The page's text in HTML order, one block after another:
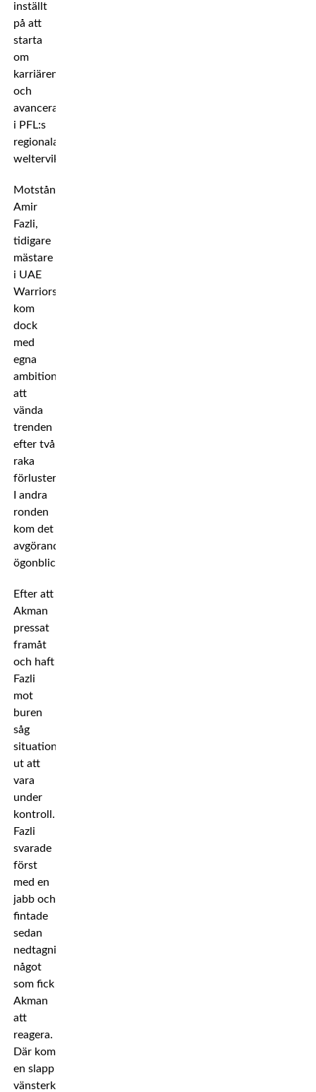
inställt
på att
starta
om
karriären
och
avancera
i PFL:s
regionala
welterviktsturnering.
Motståndaren
Amir
Fazli,
tidigare
mästare
i UAE
Warriors,
kom
dock
med
egna
ambitioner
att
vända
trenden
efter två
raka
förluster.
I andra
ronden
kom det
avgörande
ögonblicket.
Efter att
Akman
pressat
framåt
och haft
Fazli
mot
buren
såg
situationen
ut att
vara
under
kontroll.
Fazli
svarade
först
med en
jabb och
fintade
sedan
nedtagning,
något
som fick
Akman
att
reagera.
Där kom
en slapp
vänsterkrok